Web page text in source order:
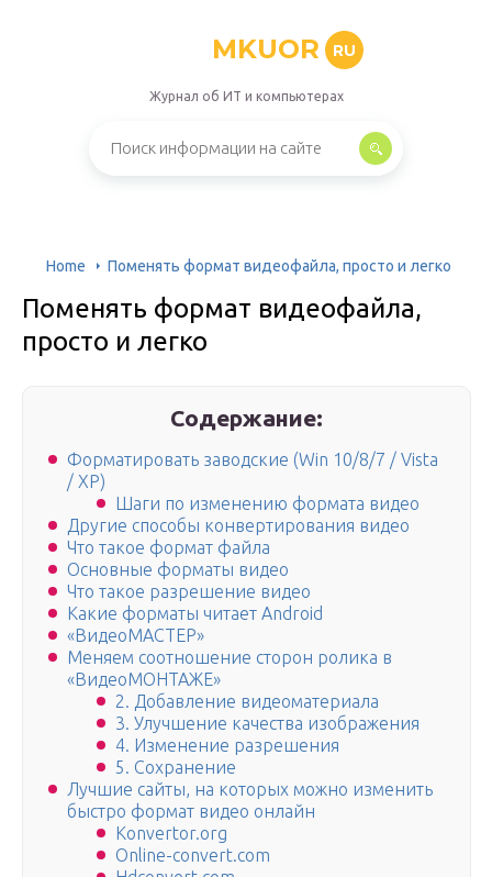
MKUOR RU
Журнал об ИТ и компьютерах
Home Поменять формат видеофайла, просто и легко
Поменять формат видеофайла,
просто и легко
Содержание:
Форматировать заводские (Win 10/8/7 / Vista
/ XP)
Шаги по изменению формата видео
Другие способы конвертирования видео
Что такое формат файла
Основные форматы видео
Что такое разрешение видео
Какие форматы читает Android
«ВидеоМАСТЕР»
Меняем соотношение сторон ролика в
«ВидеоМОНТАЖЕ»
2. Добавление видеоматериала
3. Улучшение качества изображения
4. Изменение разрешения
5. Сохранение
Лучшие сайты, на которых можно изменить
быстро формат видео онлайн
Konvertor.org
Online-convert.com